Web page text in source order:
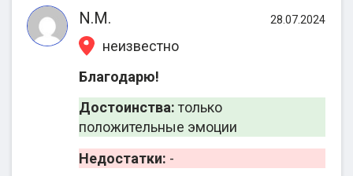
Отличительные черты и
конкурентные преимущества 2EU.IN
В отзывах о 2eu.in, клиенты часто говорят, что
хорошее мнение о компании складывается еще
на этапе консультации. Это обусловлено
предоставлением развернутой информации о
процедуре, хорошей организацией процессов и
тщательным контролем каждого этапа.
28.07.2024
N.M.
неизвестно
Благодарю!
Достоинства:только
положительные эмоции
Недостатки: -